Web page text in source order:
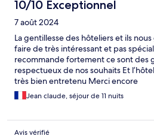
10/10 Exceptionnel
7 août 2024
La gentillesse des hôteliers et ils nous
faire de très intéressant et pas
recommande fortement ce sont des
respectueux de nos souhaits Et
très bien entretenu Merci encore
Jean claude, séjour de 11 nuits
Avis vérifié